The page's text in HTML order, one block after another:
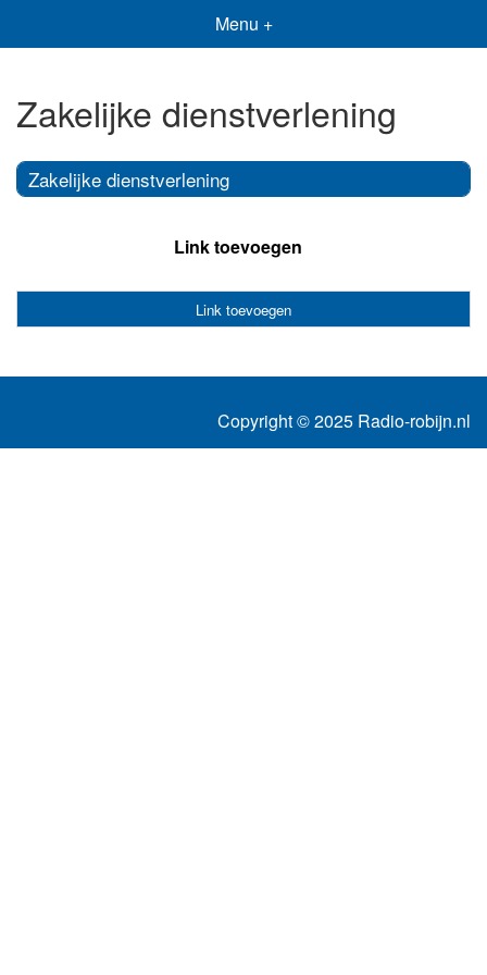
Menu +
Zakelijke dienstverlening
Zakelijke dienstverlening
Link toevoegen
Link toevoegen
Copyright © 2025 Radio-robijn.nl